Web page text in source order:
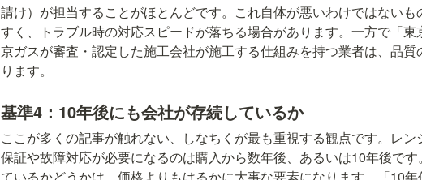
請け）が担当することがほとんどです。これ自体が悪いわけではない
すく、トラブル時の対応スピードが落ちる場合があります。一方で「
京ガスが審査・認定した施工会社が施工する仕組みを持つ業者は、品
ります。
基準4：10年後にも会社が存続しているか
ここが多くの記事が触れない、しなちくが最も重視する観点です。レ
保証や故障対応が必要になるのは購入から数年後、あるいは10年後で
ているかどうかは、価格よりもはるかに大事な要素になります。「10